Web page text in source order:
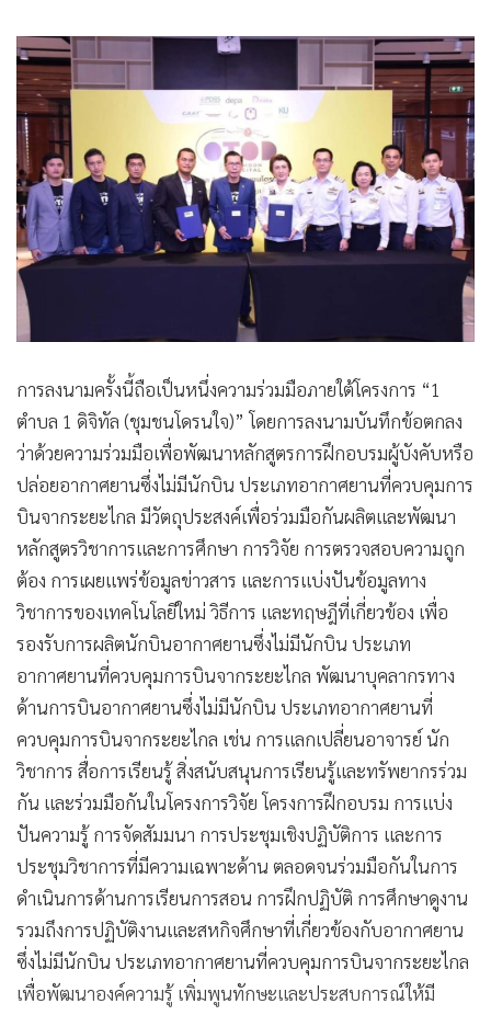
การลงนามครั้งนี้ถือเป็นหนึ่งความร่วมมือภายใต้โครงการ “1
ตำบล 1 ดิจิทัล (ชุมชนโดรนใจ)” โดยการลงนามบันทึกข้อตกลง
ว่าด้วยความร่วมมือเพื่อพัฒนาหลักสูตรการฝึกอบรมผู้บังคับหรือ
ปล่อยอากาศยานซึ่งไม่มีนักบิน ประเภทอากาศยานที่ควบคุมการ
บินจากระยะไกล มีวัตถุประสงค์เพื่อร่วมมือกันผลิตและพัฒนา
หลักสูตรวิชาการและการศึกษา การวิจัย การตรวจสอบความถูก
ต้อง การเผยแพร่ข้อมูลข่าวสาร และการแบ่งปันข้อมูลทาง
วิชาการของเทคโนโลยีใหม่ วิธีการ และทฤษฎีที่เกี่ยวข้อง เพื่อ
รองรับการผลิตนักบินอากาศยานซึ่งไม่มีนักบิน ประเภท
อากาศยานที่ควบคุมการบินจากระยะไกล พัฒนาบุคลากรทาง
ด้านการบินอากาศยานซึ่งไม่มีนักบิน ประเภทอากาศยานที่
ควบคุมการบินจากระยะไกล เช่น การแลกเปลี่ยนอาจารย์ นัก
วิชาการ สื่อการเรียนรู้ สิ่งสนับสนุนการเรียนรู้และทรัพยากรร่วม
กัน และร่วมมือกันในโครงการวิจัย โครงการฝึกอบรม การแบ่ง
ปันความรู้ การจัดสัมมนา การประชุมเชิงปฏิบัติการ และการ
ประชุมวิชาการที่มีความเฉพาะด้าน ตลอดจนร่วมมือกันในการ
ดำเนินการด้านการเรียนการสอน การฝึกปฏิบัติ การศึกษาดูงาน
รวมถึงการปฏิบัติงานและสหกิจศึกษาที่เกี่ยวข้องกับอากาศยาน
ซึ่งไม่มีนักบิน ประเภทอากาศยานที่ควบคุมการบินจากระยะไกล
เพื่อพัฒนาองค์ความรู้ เพิ่มพูนทักษะและประสบการณ์ให้มี